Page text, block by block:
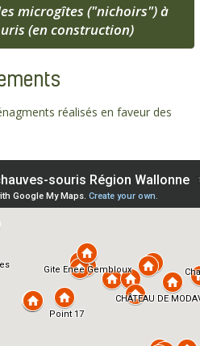
microgîtes ("nichoirs") à
(en construction)
réalisés en faveur des